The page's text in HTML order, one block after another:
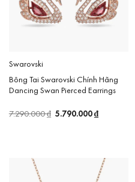
Swarovski
Bông Tai Swarovski Chính Hãng
Dancing Swan Pierced Earrings
7.290.000₫ Giá
5.790.000₫